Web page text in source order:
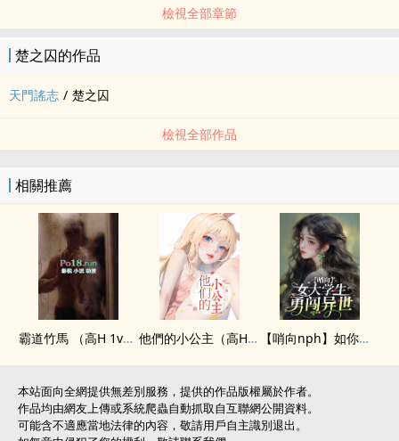
檢視全部章節
楚之囚的作品
天門謠志 / 楚之囚
檢視全部作品
相關推薦
霸道竹馬 （​高​H​‍ 1v1 先婚後愛 ) 他們的小公主（​高​H​‍） 【哨向nph】如你所見，我是個女大學生
本站面向全網提供無差別服務，提供的作品版權屬於作者。
作品均由網友上傳或系統爬蟲自動抓取自互聯網公開資料。
可能含不適應當地法律的內容，敬請用戶自主識別退出。